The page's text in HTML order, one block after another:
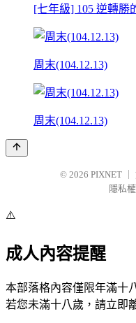
[七年級] 105 逆轉勝
周末(104.12.13)
周末(104.12.13)
© 2026 PIXNET
隱私
⚠️
成人內容提醒
本部落格內容僅限年滿十
若您未滿十八歲，請立即